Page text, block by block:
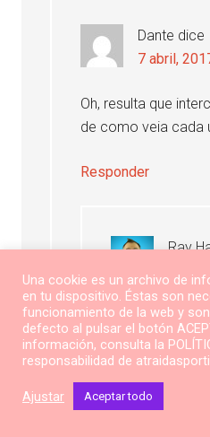
Dante dice
7 abril,
Oh, resulta que
de como veia cada
Responder
Ray
Responder
Una cookie es un archivo de
en tu dispositivo. Éstas son
funcionamiento de la web y
defecto al pulsar el botón
información, consulta la
responsabilidad de
Ajustar Aceptar todo